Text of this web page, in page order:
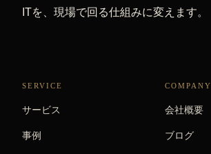
ITを、現場で回る仕組みに変えます。
SERVICE
サービス
事例
COMPANY
会社概要
ブログ